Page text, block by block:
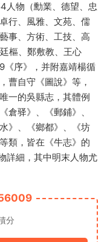
人物（勳業、德望、忠
行、風雅、文苑、儒
事、方術、工技、高
樞、鄭敷教、王心
《序》，并附嘉靖楊循
曹自守《圖說》等，
一的吳縣志，其體例
倉驿》、《郵鋪》、
》、《鄉都》、《坊
類，皆在《牛志》的
詳細，其中明末人物尤
分